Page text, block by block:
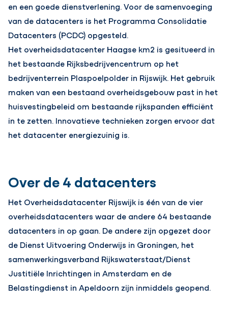
en een goede dienstverlening. Voor de samenvoeging
van de datacenters is het Programma Consolidatie
Datacenters (PCDC) opgesteld.
Het overheidsdatacenter Haagse km2 is gesitueerd in
het bestaande Rijksbedrijvencentrum op het
bedrijventerrein Plaspoelpolder in Rijswijk. Het gebruik
maken van een bestaand overheidsgebouw past in het
huisvestingbeleid om bestaande rijkspanden efficiënt
in te zetten. Innovatieve technieken zorgen ervoor dat
het datacenter energiezuinig is.
Over de 4 datacenters
Het Overheidsdatacenter Rijswijk is één van de vier
overheidsdatacenters waar de andere 64 bestaande
datacenters in op gaan. De andere zijn opgezet door
de Dienst Uitvoering Onderwijs in Groningen, het
samenwerkingsverband Rijkswaterstaat/Dienst
Justitiële Inrichtingen in Amsterdam en de
Belastingdienst in Apeldoorn zijn inmiddels geopend.